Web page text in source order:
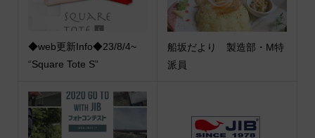
◆web更新Info◆23/8/4~
“Square Tote S”
船坂だより 製造部・M特
派員